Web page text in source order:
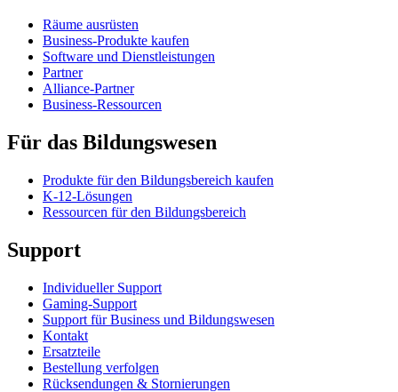
Räume ausrüsten
Business-Produkte kaufen
Software und Dienstleistungen
Partner
Alliance-Partner
Business-Ressourcen
Für das Bildungswesen
Produkte für den Bildungsbereich kaufen
K-12-Lösungen
Ressourcen für den Bildungsbereich
Support
Individueller Support
Gaming-Support
Support für Business und Bildungswesen
Kontakt
Ersatzteile
Bestellung verfolgen
Rücksendungen & Stornierungen